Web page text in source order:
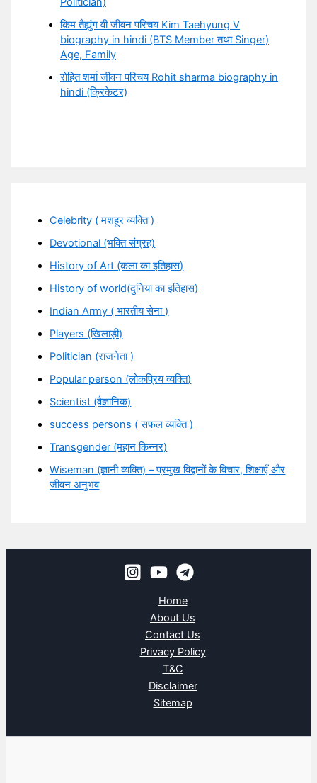
किम तैह्युंग वी जीवन परिचय Kim Taehyung V
biography in hindi (BTS Member तथा Singer)
Age, Family
रोहित शर्मा जीवन परिचय Rohit sharma biography in
hindi (क्रिकेटर)
Celebrity ( मशहूर व्यक्ति )
Devotional (भक्ति संग्रह)
History of Art (कला का इतिहास)
History of world(दुनिया का इतिहास)
Indian Army ( भारतीय सेना )
Players (खिलाड़ी)
Politician (राजनेता )
Popular person (लोकप्रिय व्यक्ति)
Scientist (वैज्ञानिक)
success persons ( सफल व्यक्ति )
Transgender (महान किन्नर)
Wiseman (ज्ञानी व्यक्ति) – प्रमुख विद्वानों के विचार, शिक्षाएँ और
जीवन अनुभव
Home
About Us
Contact Us
Privacy Policy
T&C
Disclaimer
Sitemap